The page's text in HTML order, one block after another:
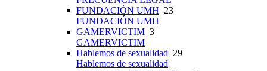
FUNDACIÓN UMH 23
FUNDACIÓN UMH
GAMERVICTIM 3
GAMERVICTIM
Hablemos de sexualidad 29
Hablemos de sexualidad